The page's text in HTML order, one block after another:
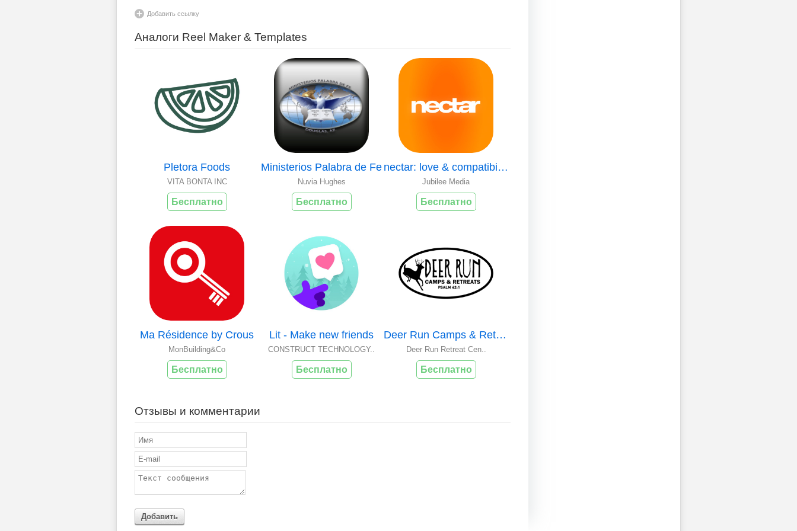
Добавить ссылку
Аналоги Reel Maker & Templates
Pletora Foods
VITA BONTA INC
Бесплатно
Ministerios Palabra de Fe
Nuvia Hughes
Бесплатно
nectar: love & compatibility
Jubilee Media
Бесплатно
Ma Résidence by Crous
MonBuilding&Co
Бесплатно
Lit - Make new friends
CONSTRUCT TECHNOLOGY..
Бесплатно
Deer Run Camps & Retreats
Deer Run Retreat Cen..
Бесплатно
Отзывы и комментарии
Добавить